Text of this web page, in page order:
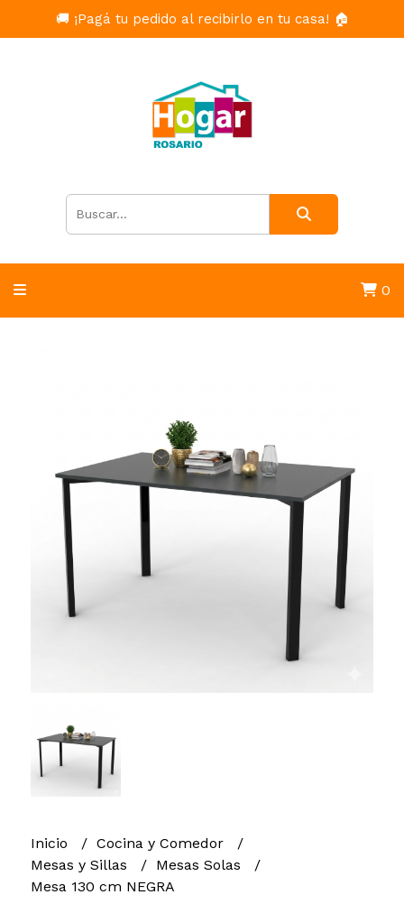
🚚 ¡Pagá tu pedido al recibirlo en tu casa! 🏠
0
Inicio
Cocina y Comedor
Mesas y Sillas
Mesas Solas
Mesa 130 cm NEGRA